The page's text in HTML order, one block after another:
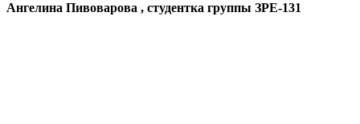
Ангелина Пивоварова , студентка группы ЗРЕ-131